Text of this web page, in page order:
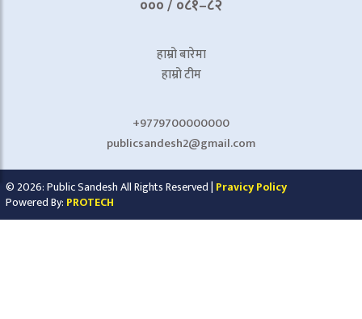
००० / ०८१–८२
हाम्रो बारेमा
हाम्रो टीम
+9779700000000
publicsandesh2@gmail.com
© 2026: Public Sandesh All Rights Reserved | Pravicy Policy
Powered By: PROTECH